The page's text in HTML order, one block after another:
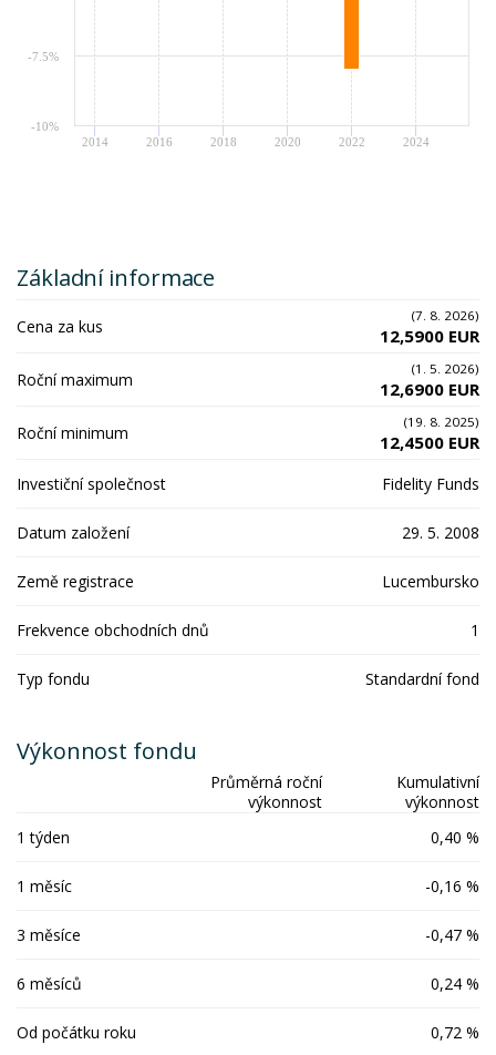
2014 2016 2018 2020 2022 2024
-10%
-7.5%
Základní informace
Cena za kus (7. 8. 2026)
12,5900 EUR
Roční maximum (1. 5. 2026)
12,6900 EUR
Roční minimum (19. 8. 2025)
12,4500 EUR
Investiční společnost Fidelity Funds
Datum založení 29. 5. 2008
Země registrace Lucembursko
Frekvence obchodních dnů 1
Typ fondu Standardní fond
Výkonnost fondu
Průměrná roční
výkonnost
Kumulativní
výkonnost
1 týden
0,40 %
1 měsíc -0,16 %
3 měsíce -0,47 %
6 měsíců 0,24 %
Od počátku roku 0,72 %